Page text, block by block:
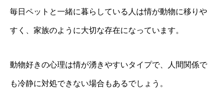
毎日ペットと一緒に暮らしている人は情が動物に移りや
すく、家族のように大切な存在になっています。
動物好きの心理は情が湧きやすいタイプで、人間関係で
も冷静に対処できない場合もあるでしょう。